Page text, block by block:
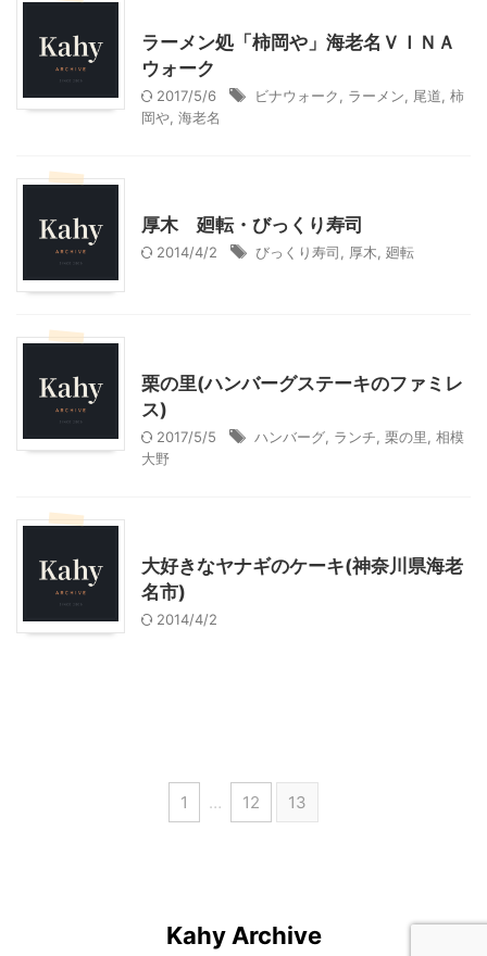
ラーメン処「柿岡や」海老名ＶＩＮＡ
ウォーク
2017/5/6 ビナウォーク ラーメン 尾道 柿
岡や 海老名
厚木 廻転・びっくり寿司
2014/4/2 びっくり寿司 厚木 廻転
栗の里(ハンバーグステーキのファミレ
ス)
2017/5/5 ハンバーグ ランチ 栗の里
相模
大野
大好きなヤナギのケーキ(神奈川県海老
名市)
2014/4/2
1 … 12 13
Kahy Archive